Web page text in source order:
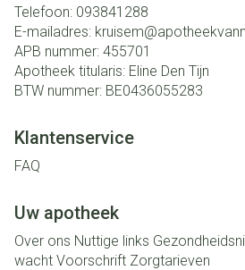
Telefoon: 093841288
E-mailadres: kruisem@
APB nummer: 455701
Apotheek titularis: Eline Den Tijn
BTW nummer: BE0436055283
Klantenservice
FAQ
Uw apotheek
Over ons Nuttige links
wacht Voorschrift Zorgtarieven